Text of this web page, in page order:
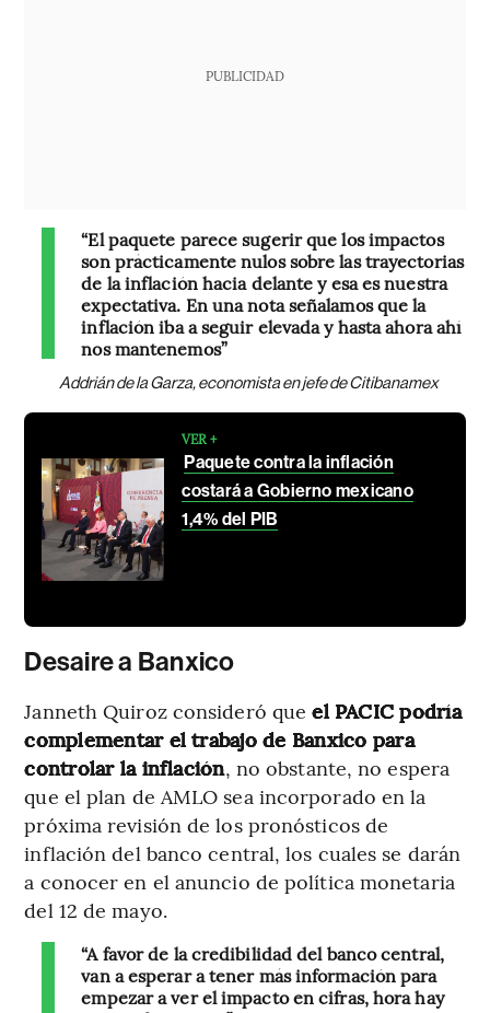
PUBLICIDAD
“El paquete parece sugerir que los impactos
son prácticamente nulos sobre las trayectorias
de la inflación hacia delante y esa es nuestra
expectativa. En una nota señalamos que la
inflación iba a seguir elevada y hasta ahora ahí
nos mantenemos”
Addrián de la Garza, economista en jefe de Citibanamex
VER +
Paquete contra la inflación
costará a Gobierno mexicano
1,4% del PIB
Desaire a Banxico
Janneth Quiroz consideró queel PACIC podría
complementar el trabajo de Banxico para
controlar la inflación, no obstante, no espera
que el plan de AMLO sea incorporado en la
próxima revisión de los pronósticos de
inflación del banco central, los cuales se darán
a conocer en el anuncio de política monetaria
del 12 de mayo.
“A favor de la credibilidad del banco central,
van a esperar a tener más información para
empezar a ver el impacto en cifras, hora hay